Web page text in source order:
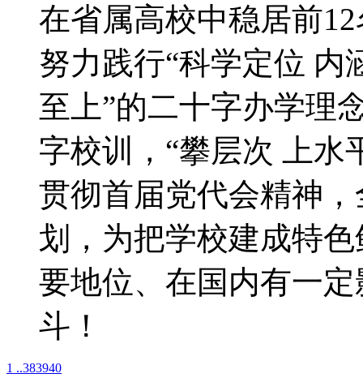
在省属高校中稳居前
努力践行“科学定位 内
至上”的二十字办学理
字校训，“攀层次 上水
贯彻首届党代会精神
划，为把学校建成特
要地位、在国内有一
斗！
1 ..383940